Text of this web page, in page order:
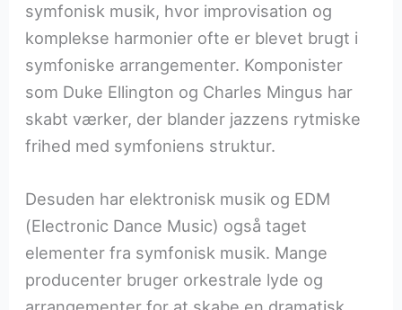
symfonisk musik, hvor improvisation og
komplekse harmonier ofte er blevet brugt i
symfoniske arrangementer. Komponister
som Duke Ellington og Charles Mingus har
skabt værker, der blander jazzens rytmiske
frihed med symfoniens struktur.
Desuden har elektronisk musik og EDM
(Electronic Dance Music) også taget
elementer fra symfonisk musik. Mange
producenter bruger orkestrale lyde og